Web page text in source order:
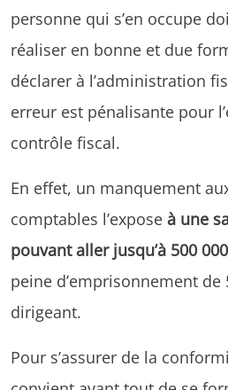
personne qui s’en occupe
réaliser en bonne et due
déclarer à l’administration
erreur est pénalisante pour
contrôle fiscal.
En effet, un manquement
comptables l’expose à une
pouvant aller jusqu’à 500
peine d’emprisonnement de
dirigeant.
Pour s’assurer de la